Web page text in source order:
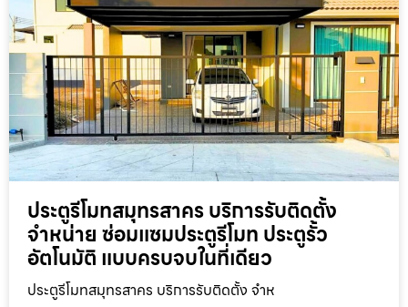
ประตูรีโมทสมุทรสาคร บริการรับติดตั้ง
จำหน่าย ซ่อมแซมประตูรีโมท ประตูรั้ว
อัตโนมัติ แบบครบจบในที่เดียว
ประตูรีโมทสมุทรสาคร บริการรับติดตั้ง จำห